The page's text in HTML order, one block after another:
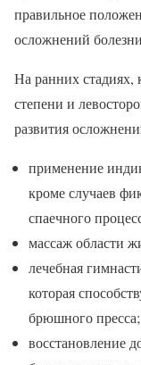
правильное
осложнений
На ранних стадиях,
степени и
развития
применение
кроме случаев
спаечного
массаж области
лечебная
которая
брюшного пресса;
восстановление